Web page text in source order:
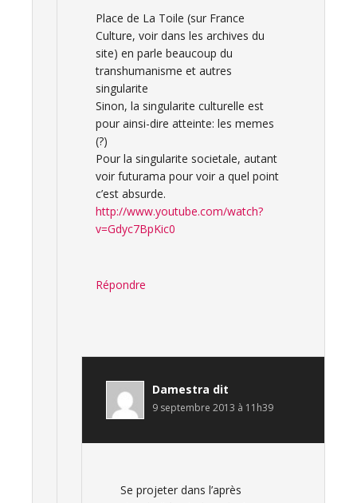
Place de La Toile (sur France
Culture, voir dans les archives du
site) en parle beaucoup du
transhumanisme et autres
singularite
Sinon, la singularite culturelle est
pour ainsi-dire atteinte: les memes
(?)
Pour la singularite societale, autant
voir futurama pour voir a quel point
c’est absurde.
http://www.youtube.com/watch?
v=Gdyc7BpKic0
Répondre
Damestra dit
9 septembre 2013 à 11h39
Se projeter dans l’après